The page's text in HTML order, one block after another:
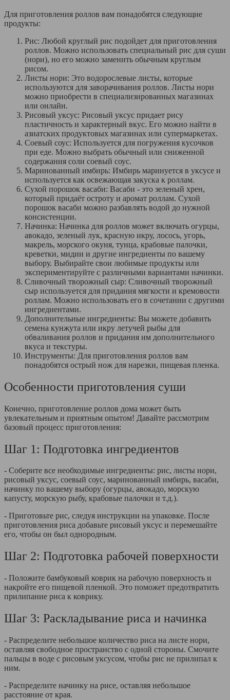
Для приготовления роллов вам понадобятся следующие
продукты:
Рис: Любой круглый рис подойдет для приготовления
роллов. Можно использовать специальный рис для суши
(нори), но его можно заменить обычным круглым
рисом.
Листы нори: Это водорослевые листы, которые
используются для заворачивания роллов. Листы нори
можно приобрести в специализированных магазинах
или онлайн.
Рисовый уксус: Рисовый уксус придает рису
пластичность и характерный вкус. Его можно найти в
азиатских продуктовых магазинах или супермаркетах.
Соевый соус: Используется для погружения кусочков
при еде. Можно выбрать обычный или сниженной
содержания соли соевый соус.
Маринованный имбирь: Имбирь маринуется в уксусе и
используется как освежающая закуска к роллам.
Сухой порошок васаби: Васаби - это зеленый хрен,
который придаёт остроту и аромат роллам. Сухой
порошок васаби можно разбавлять водой до нужной
консистенции.
Начинка: Начинка для роллов может включать огурцы,
авокадо, зеленый лук, красную икру, лосось, угорь,
макрель, морского окуня, тунца, крабовые палочки,
креветки, мидии и другие ингредиенты по вашему
выбору. Выбирайте свои любимые продукты или
экспериментируйте с различными вариантами начинки.
Сливочный творожный сыр: Сливочный творожный
сыр используется для придания мягкости и кремовости
роллам. Можно использовать его в сочетании с другими
ингредиентами.
Дополнительные ингредиенты: Вы можете добавить
семена кунжута или икру летучей рыбы для
обваливания роллов и придания им дополнительного
вкуса и текстуры.
Инструменты: Для приготовления роллов вам
понадобятся острый нож для нарезки, пищевая пленка.
Особенности приготовления суши
Конечно, приготовление роллов дома может быть
увлекательным и приятным опытом! Давайте рассмотрим
базовый процесс приготовления:
Шаг 1: Подготовка ингредиентов
- Соберите все необходимые ингредиенты: рис, листы нори,
рисовый уксус, соевый соус, маринованный имбирь, васаби,
начинку по вашему выбору (огурцы, авокадо, морскую
капусту, морскую рыбу, крабовые палочки и т.д.).
- Приготовьте рис, следуя инструкции на упаковке. После
приготовления риса добавьте рисовый уксус и перемешайте
его, чтобы он был однородным.
Шаг 2: Подготовка рабочей поверхности
- Положите бамбуковый коврик на рабочую поверхность и
накройте его пищевой пленкой. Это поможет предотвратить
прилипание риса к коврику.
Шаг 3: Раскладывание риса и начинка
- Распределите небольшое количество риса на листе нори,
оставляя свободное пространство с одной стороны. Смочите
пальцы в воде с рисовым уксусом, чтобы рис не прилипал к
ним.
- Распределите начинку на рисе, оставляя небольшое
расстояние от края.